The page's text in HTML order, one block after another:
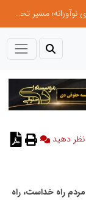
از کشف استعدادهای ناب تا پرورش آن‌ها با رویکردهای نوآورانه؛ مسیر تحول‌آفرین شنای ایران در سطح جهانی
نظر دهید
راه خداست، راه